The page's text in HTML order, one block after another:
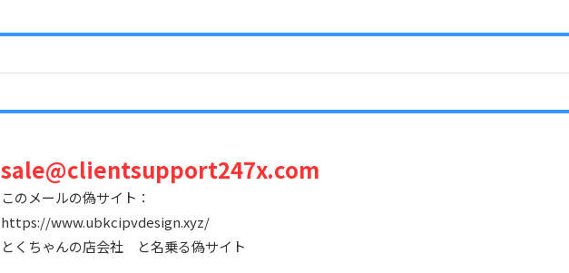
sale@clientsupport247x.com
このメールの偽サイト：
https://www.ubkcipvdesign.xyz/
とくちゃんの店会社 と名乗る偽サイト